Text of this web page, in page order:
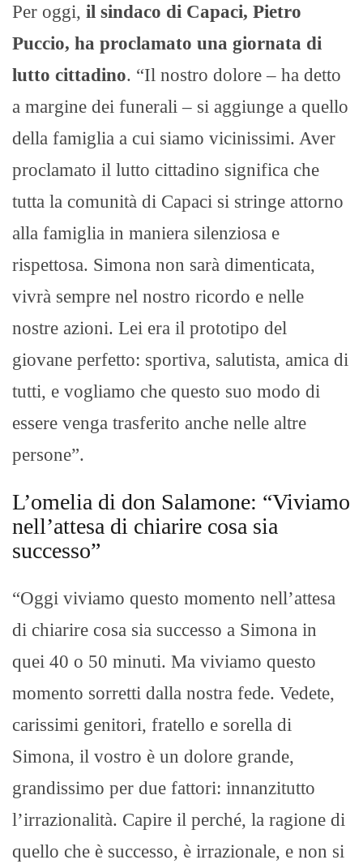
Per oggi, il sindaco di Capaci, Pietro
Puccio, ha proclamato una giornata di
lutto cittadino. “Il nostro dolore – ha detto
a margine dei funerali – si aggiunge a quello
della famiglia a cui siamo vicinissimi. Aver
proclamato il lutto cittadino significa che
tutta la comunità di Capaci si stringe attorno
alla famiglia in maniera silenziosa e
rispettosa. Simona non sarà dimenticata,
vivrà sempre nel nostro ricordo e nelle
nostre azioni. Lei era il prototipo del
giovane perfetto: sportiva, salutista, amica di
tutti, e vogliamo che questo suo modo di
essere venga trasferito anche nelle altre
persone”.
L’omelia di don Salamone: “Viviamo
nell’attesa di chiarire cosa sia
successo”
“Oggi viviamo questo momento nell’attesa
di chiarire cosa sia successo a Simona in
quei 40 o 50 minuti. Ma viviamo questo
momento sorretti dalla nostra fede. Vedete,
carissimi genitori, fratello e sorella di
Simona, il vostro è un dolore grande,
grandissimo per due fattori: innanzitutto
l’irrazionalità. Capire il perché, la ragione di
quello che è successo, è irrazionale, e non si